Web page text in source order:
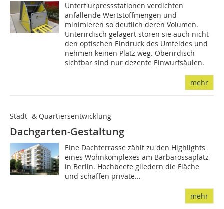
Unterflurpressstationen verdichten
anfallende Wertstoffmengen und
minimieren so deutlich deren Volumen.
Unterirdisch gelagert stören sie auch nicht
den optischen Eindruck des Umfeldes und
nehmen keinen Platz weg. Oberirdisch
sichtbar sind nur dezente Einwurfsäulen.
mehr
Stadt- & Quartiersentwicklung
Dachgarten-Gestaltung
Eine Dachterrasse zählt zu den Highlights
eines Wohnkomplexes am Barbarossaplatz
in Berlin. Hochbeete gliedern die Fläche
und schaffen private...
mehr